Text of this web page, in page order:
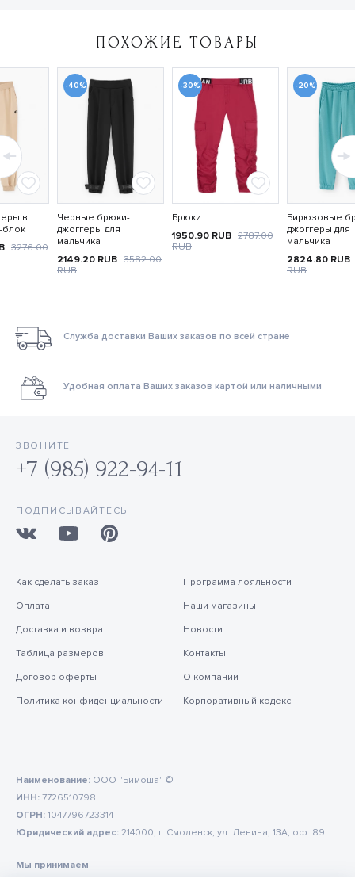
ПОХОЖИЕ ТОВАРЫ
в
блок
3276.00
-40%
Черные брюки-
джоггеры для
мальчика
2149.20 RUB 3582.00
RUB
-30%
Брюки
1950.90 RUB 2787.00
RUB
-20%
Бирюзовые
джоггеры для
мальчика
2824.80 RUB
RUB
Служба доставки Ваших заказов по всей стране
Удобная оплата Ваших заказов картой или наличными
ЗВОНИТЕ
+7 (985) 922-94-11
ПОДПИСЫВАЙТЕСЬ
Как сделать заказ
Оплата
Доставка и возврат
Таблица размеров
Договор оферты
Политика конфиденциальности
Программа лояльности
Наши магазины
Новости
Контакты
О компании
Корпоративный кодекс
Наименование: ООО "Бимоша" ©
ИНН: 7726510798
ОГРН: 1047796723314
Юридический адрес: 214000, г. Смоленск, ул. Ленина, 13А, оф. 89
Мы принимаем